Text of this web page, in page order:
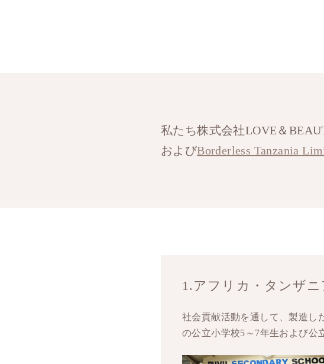
私たち株式会社LOVE＆
およびBorderless Tanzania
1.アフリカ・タンザ
社会貢献活動を通して、製造し
の公立小学校5～7年生および公